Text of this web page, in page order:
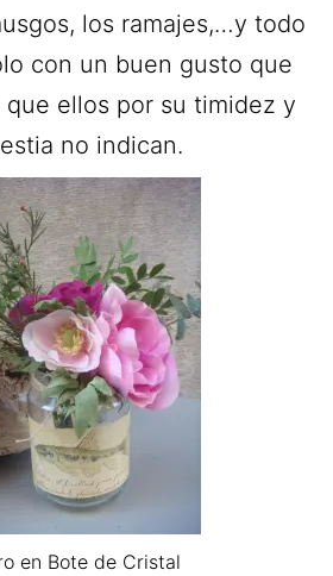
los ramajes,…y todo
con un buen gusto que
ellos por su timidez y
no indican.
en Bote de Cristal